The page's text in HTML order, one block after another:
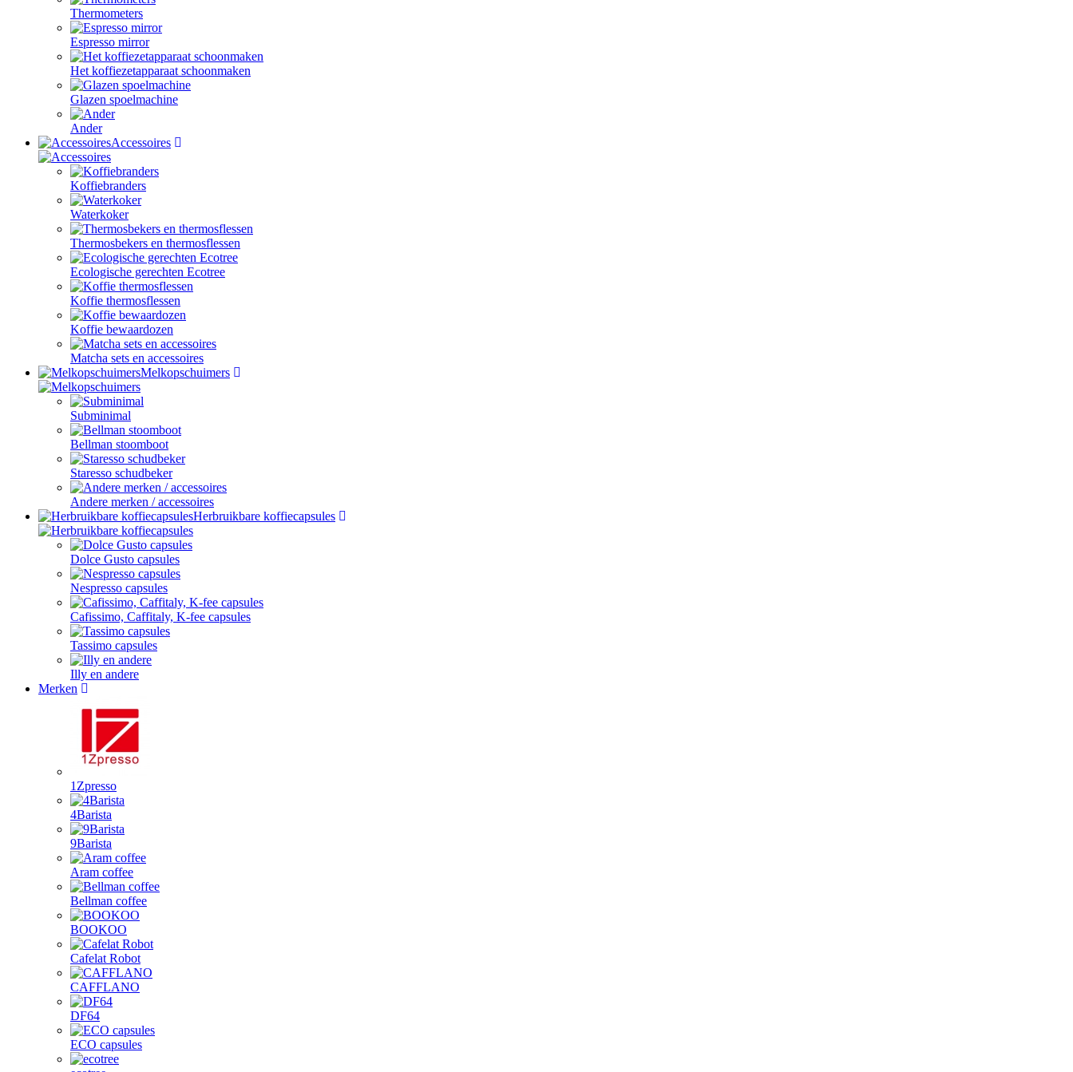
Thermometers
Espresso mirror
Het koffiezetapparaat schoonmaken
Glazen spoelmachine
Ander
Accessoires
Koffiebranders
Waterkoker
Thermosbekers en thermosflessen
Ecologische gerechten Ecotree
Koffie thermosflessen
Koffie bewaardozen
Matcha sets en accessoires
Melkopschuimers
Subminimal
Bellman stoomboot
Staresso schudbeker
Andere merken / accessoires
Herbruikbare koffiecapsules
Dolce Gusto capsules
Nespresso capsules
Cafissimo, Caffitaly, K-fee capsules
Tassimo capsules
Illy en andere
Merken
1Zpresso
4Barista
9Barista
Aram coffee
Bellman coffee
BOOKOO
Cafelat Robot
CAFFLANO
DF64
ECO capsules